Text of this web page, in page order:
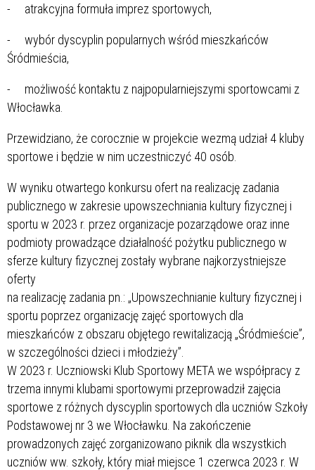
- atrakcyjna formuła imprez sportowych,
- wybór dyscyplin popularnych wśród mieszkańców
Śródmieścia,
- możliwość kontaktu z najpopularniejszymi sportowcami z
Włocławka.
Przewidziano, że corocznie w projekcie wezmą udział 4 kluby
sportowe i będzie w nim uczestniczyć 40 osób.
W wyniku otwartego konkursu ofert na realizację zadania
publicznego w zakresie upowszechniania kultury fizycznej i
sportu w 2023 r. przez organizacje pozarządowe oraz inne
podmioty prowadzące działalność pożytku publicznego w
sferze kultury fizycznej zostały wybrane najkorzystniejsze
oferty
na realizację zadania pn.: „Upowszechnianie kultury fizycznej i
sportu poprzez organizację zajęć sportowych dla
mieszkańców z obszaru objętego rewitalizacją „Śródmieście”,
w szczególności dzieci i młodzieży”.
W 2023 r. Uczniowski Klub Sportowy META we współpracy z
trzema innymi klubami sportowymi przeprowadził zajęcia
sportowe z różnych dyscyplin sportowych dla uczniów Szkoły
Podstawowej nr 3 we Włocławku. Na zakończenie
prowadzonych zajęć zorganizowano piknik dla wszystkich
uczniów ww. szkoły, który miał miejsce 1 czerwca 2023 r. W